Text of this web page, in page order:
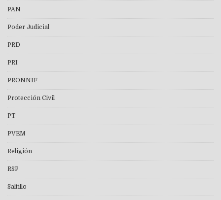
PAN
Poder Judicial
PRD
PRI
PRONNIF
Protección Civil
PT
PVEM
Religión
RSP
Saltillo